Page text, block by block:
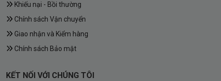
Khiếu nại - Bồi thường
Chính sách Vận chuyển
Giao nhận và Kiểm hàng
Chính sách Bảo mật
KẾT NỐI VỚI CHÚNG TÔI